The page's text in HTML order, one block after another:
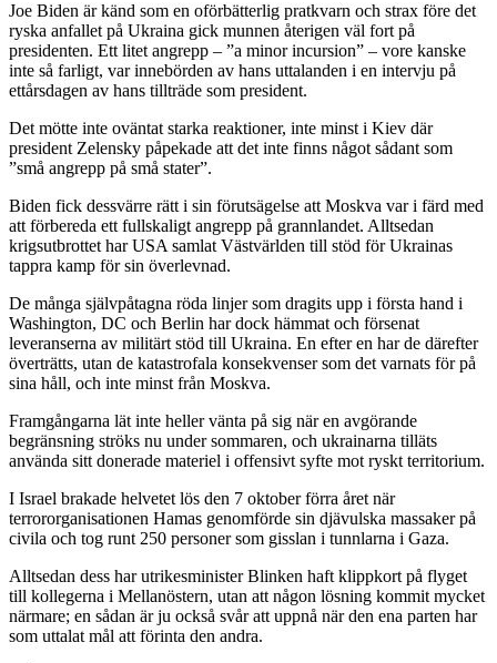
Joe Biden är känd som en oförbätterlig pratkvarn och strax före det
ryska anfallet på Ukraina gick munnen återigen väl fort på
presidenten. Ett litet angrepp – ”a minor incursion” – vore kanske
inte så farligt, var innebörden av hans uttalanden i en intervju på
ettårsdagen av hans tillträde som president.
Det mötte inte oväntat starka reaktioner, inte minst i Kiev där
president Zelensky påpekade att det inte finns något sådant som
”små angrepp på små stater”.
Biden fick dessvärre rätt i sin förutsägelse att Moskva var i färd med
att förbereda ett fullskaligt angrepp på grannlandet. Alltsedan
krigsutbrottet har USA samlat Västvärlden till stöd för Ukrainas
tappra kamp för sin överlevnad.
De många självpåtagna röda linjer som dragits upp i första hand i
Washington, DC och Berlin har dock hämmat och försenat
leveranserna av militärt stöd till Ukraina. En efter en har de därefter
överträtts, utan de katastrofala konsekvenser som det varnats för på
sina håll, och inte minst från Moskva.
Framgångarna lät inte heller vänta på sig när en avgörande
begränsning ströks nu under sommaren, och ukrainarna tilläts
använda sitt donerade materiel i offensivt syfte mot ryskt territorium.
I Israel brakade helvetet lös den 7 oktober förra året när
terrororganisationen Hamas genomförde sin djävulska massaker på
civila och tog runt 250 personer som gisslan i tunnlarna i Gaza.
Alltsedan dess har utrikesminister Blinken haft klippkort på flyget
till kollegerna i Mellanöstern, utan att någon lösning kommit mycket
närmare; en sådan är ju också svår att uppnå när den ena parten har
som uttalat mål att förinta den andra.